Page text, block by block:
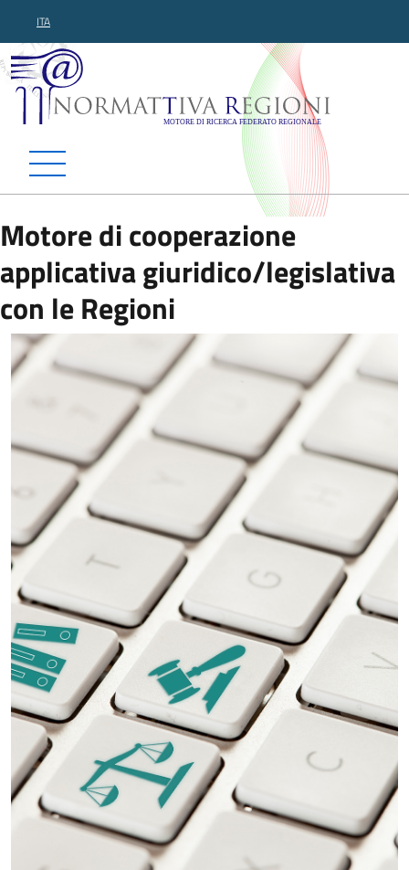
ITA
Normattiva Regioni -
Motore di cooperazione
applicativa giuridico/legislativa
con le Regioni